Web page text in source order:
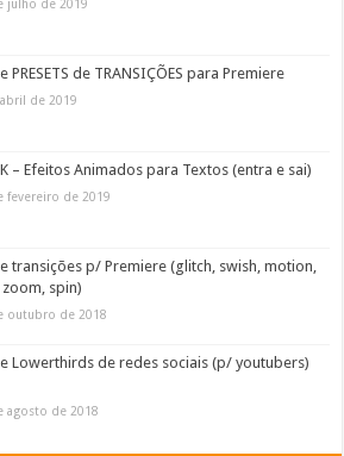
julho de 2019
PRESETS de TRANSIÇÕES para Premiere
de 2019
– Efeitos Animados para Textos (entra e sai)
fevereiro de 2019
transições p/ Premiere (glitch, swish, motion,
spin)
outubro de 2018
Lowerthirds de redes sociais (p/ youtubers)
agosto de 2018